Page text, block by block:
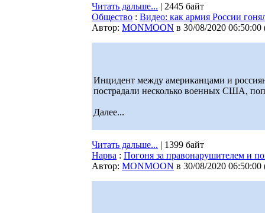
Читать дальше... | 2445 байт
Общество : Видео: как армия России
Автор: MONMOON в 30/08/2020 06:50:00
Инцидент между американцами и
пострадали несколько военных США,
Далее...
Читать дальше... | 1399 байт
Нарва : Погоня за правонарушителем и
Автор: MONMOON в 30/08/2020 06:50:00